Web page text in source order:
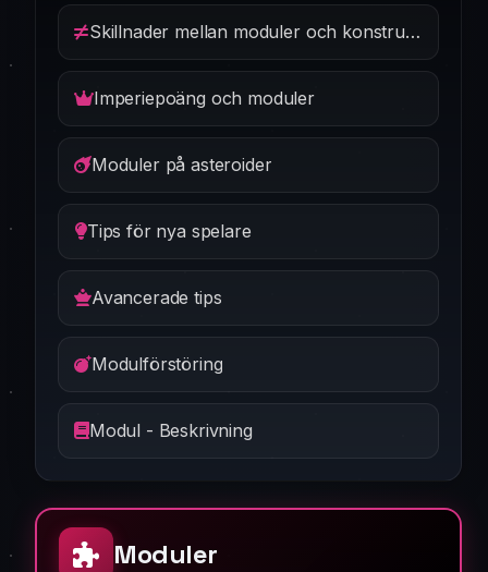
Skillnader mellan moduler och konstruktioner
Imperiepoäng och moduler
Moduler på asteroider
Tips för nya spelare
Avancerade tips
Modulförstöring
Modul - Beskrivning
Moduler